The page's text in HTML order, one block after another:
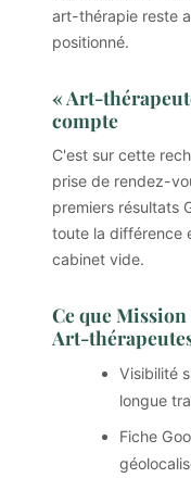
art-thérapie reste
positionné.
« Art-
compte
C'est sur cette
prise de rendez-
premiers résultats
toute la différence
cabinet vide.
Ce que
Art-
Visibilité
longue
Fiche